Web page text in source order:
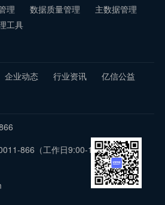
理 数据质量管理
主数据管理
工具
企业动态 行业资讯 亿信公益
866 （工作日9:00-18:00）